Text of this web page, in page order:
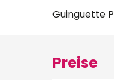
Guinguette
Preise